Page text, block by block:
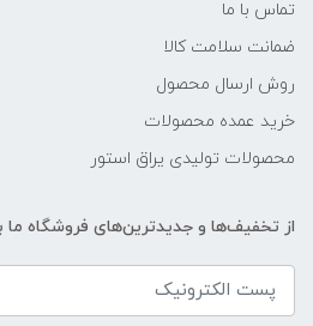
تماس با ما
ضمانت سلامت کالا
روش ارسال محصول
خرید عمده محصولات
محصولات تولیدی یراق استور
از تخفیف‌ها و جدیدترین‌های فروشگاه ما